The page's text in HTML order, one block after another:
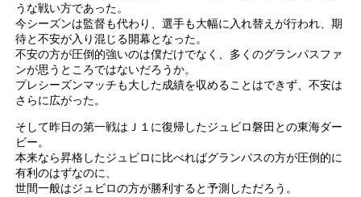
うな戦い方であった。
今シーズンは監督も代わり、選手も大幅に入れ替えが行われ、期
待と不安が入り混じる開幕となった。
不安の方が圧倒的強いのは僕だけでなく、多くのグランパスファ
ンが思うところではないだろうか。
プレシーズンマッチも大した成績を収めることはできず、不安は
さらに広がった。
そして昨日の第一戦はＪ１に復帰したジュビロ磐田との東海ダー
ビー。
本来なら昇格したジュビロに比べればグランパスの方が圧倒的に
有利のはずなのに、
世間一般はジュビロの方が勝利すると予測しただろう。